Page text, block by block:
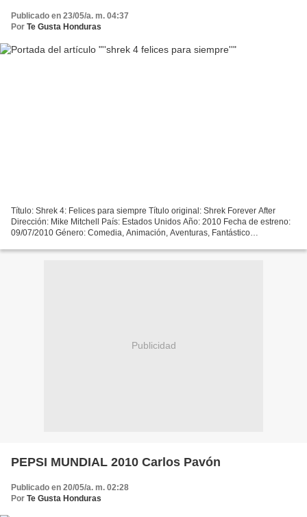
Publicado en 23/05/a. m. 04:37
Por Te Gusta Honduras
Título: Shrek 4: Felices para siempre Título original: Shrek Forever After
Dirección: Mike Mitchell País: Estados Unidos Año: 2010 Fecha de estreno:
09/07/2010 Género: Comedia, Animación, Aventuras, Fantástico
Publicidad
PEPSI MUNDIAL 2010 Carlos Pavón
Publicado en 20/05/a. m. 02:28
Por Te Gusta Honduras